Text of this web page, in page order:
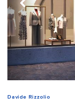
Davide Rizzolio